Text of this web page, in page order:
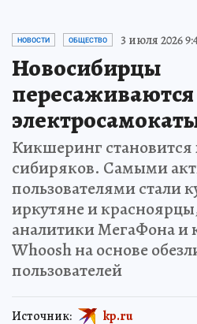
НОВОСТИ ОБЩЕСТВО 3 июля 2026
Новосибирцы
Кикшеринг становится
сибиряков. Самыми
пользователями стали
иркутяне и
аналитики МегаФона и
Whoosh на основе
пользователей
Источник: kp.ru